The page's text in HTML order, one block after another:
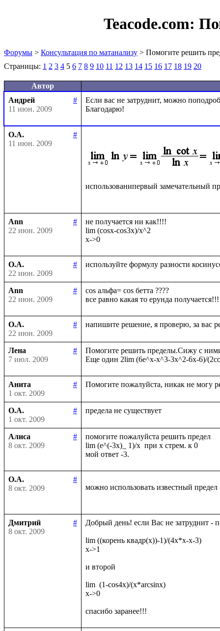
Teacode.com:
Форумы > Консультация по матанализу > Помогите решить
Страницы: 1 2 3 4 5 6 7 8 9 10 11 12 13 14 15 16 17 18 19 20
Автор
Андрей
#
11 июн. 2009
Если вас не затруднит, можно
О.А.
#
11 июн. 2009
использованипервый замечательный
Ann
#
22 июн. 2009
не получается ни как!!!!
lim (cosx-cos3x)/x^2
О.А.
#
22 июн. 2009
Ann
#
22 июн. 2009
cos альфа= cos бетта ????
О.А.
#
22 июн. 2009
Лена
#
7 июл. 2009
Помогите решить пределы.Сижу с
Анита
#
1 окт. 2009
О.А.
#
1 окт. 2009
Алиса
#
8 окт. 2009
помогите пожалуйста решить предел
lim (e^(-3x)_ 1)/x  при х стрем. к 0
О.А.
#
8 окт. 2009
можно использовать известный предел
Дмитрий
#
8 окт. 2009
Добрый день! если Вас не затруднит -
lim ((корень квадр(x))-1)/(4x*x-x-3)
x->1
и второй
lim  (1-cos4x)/(x*arcsinx)
x->0